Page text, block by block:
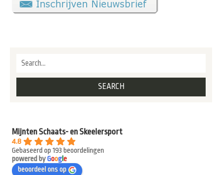
Mijnten Schaats- en Skeelersport
4.8
Gebaseerd op 193 beoordelingen
powered byGoogle
beoordeel ons op